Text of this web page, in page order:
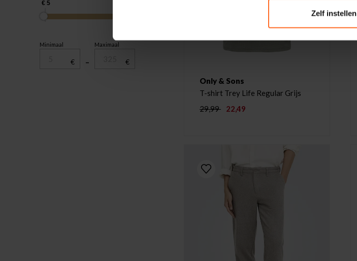
Zelf instellen
Minimaal
€ –
Maximaal
€
Only & Sons
T-shirt Trey Life Regular Grijs
29,99
22,49